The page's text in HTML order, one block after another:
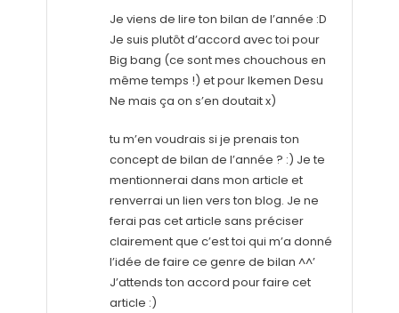
Je viens de lire ton bilan de l’année :D
Je suis plutôt d’accord avec toi pour
Big bang (ce sont mes chouchous en
même temps !) et pour Ikemen Desu
Ne mais ça on s’en doutait x)
tu m’en voudrais si je prenais ton
concept de bilan de l’année ? :) Je te
mentionnerai dans mon article et
renverrai un lien vers ton blog. Je ne
ferai pas cet article sans préciser
clairement que c’est toi qui m’a donné
l’idée de faire ce genre de bilan ^^’
J’attends ton accord pour faire cet
article :)